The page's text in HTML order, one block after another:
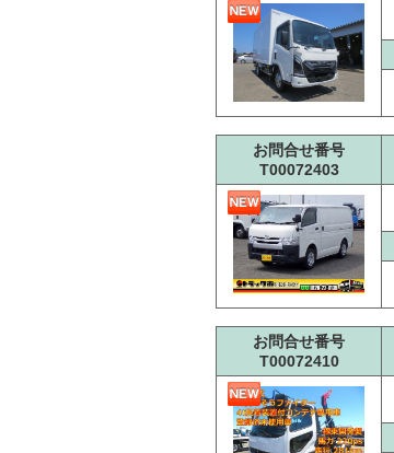
お問合せ番号
T00072403
お問合せ番号
T00072410